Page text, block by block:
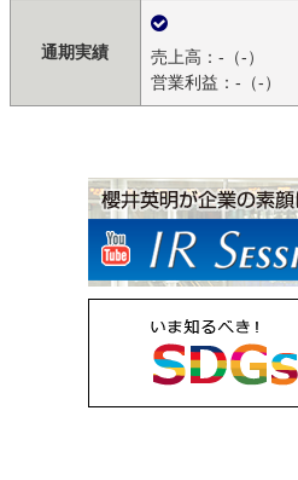
通期実績
売上高：-（-）
営業利益：-（-）